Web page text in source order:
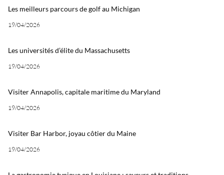
Les meilleurs parcours de golf au Michigan
19/04/2026
Les universités d’élite du Massachusetts
19/04/2026
Visiter Annapolis, capitale maritime du Maryland
19/04/2026
Visiter Bar Harbor, joyau côtier du Maine
19/04/2026